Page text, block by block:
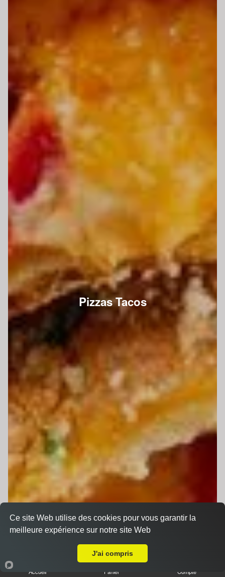
Pizzas Tacos
Accueil Panier Compte
Ce site Web utilise des cookies pour vous garantir la
meilleure expérience sur notre site Web
J'ai compris